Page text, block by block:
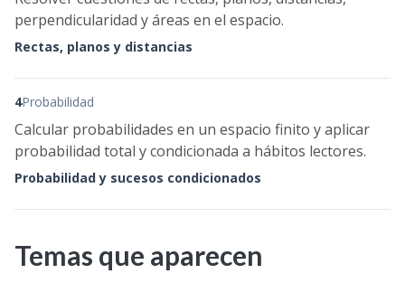
perpendicularidad y áreas en el espacio.
Rectas, planos y distancias
4Probabilidad
Calcular probabilidades en un espacio finito y aplicar
probabilidad total y condicionada a hábitos lectores.
Probabilidad y sucesos condicionados
Temas que aparecen